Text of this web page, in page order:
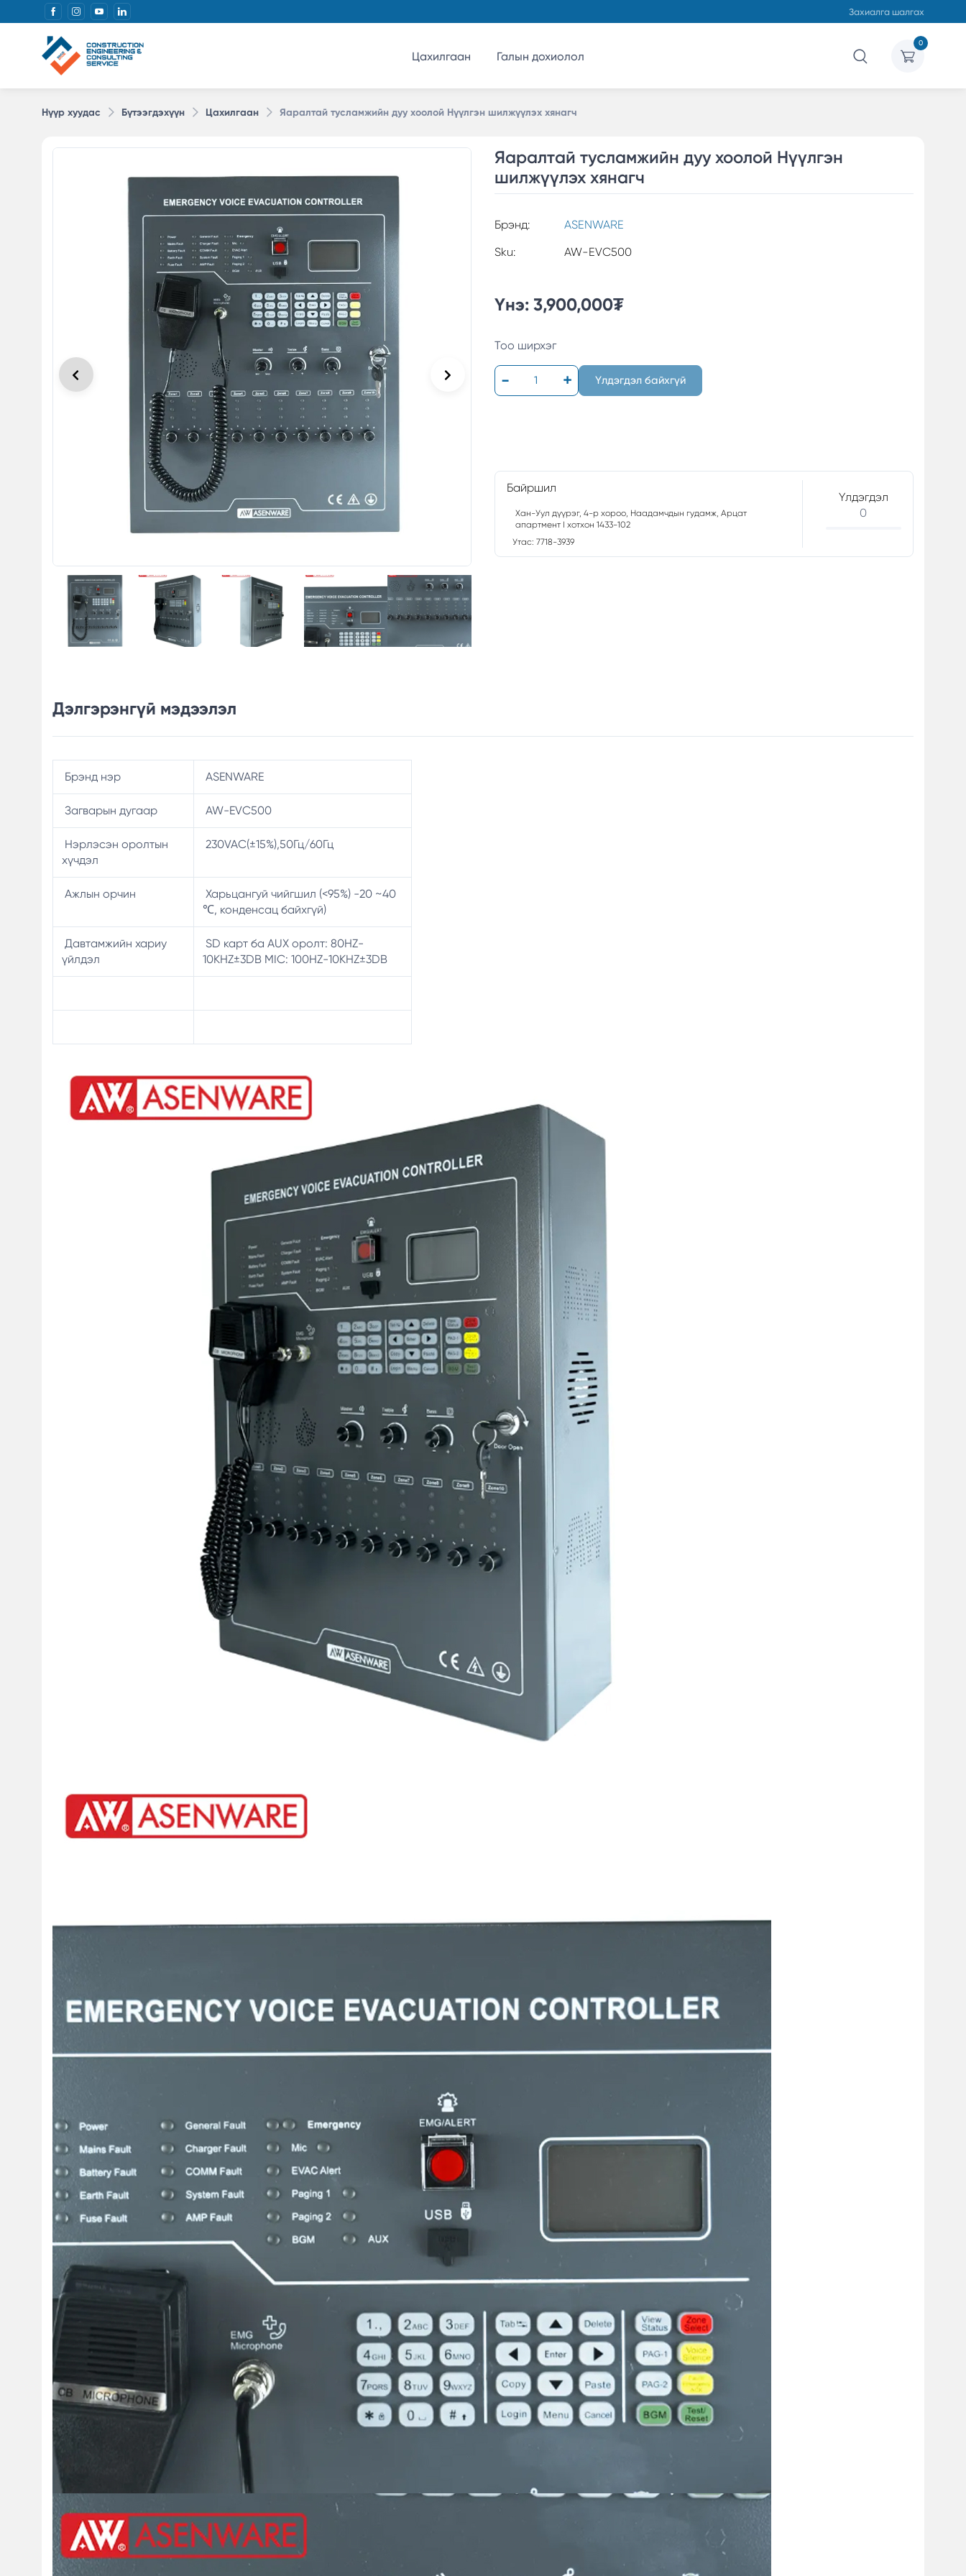
Захиалга шалгах
Цахилгаан Галын дохиолол
0
Нүүр хуудас Бүтээгдэхүүн Цахилгаан Яаралтай тусламжийн дуу хоолой Нүүлгэн шилжүүлэх хянагч
Яаралтай тусламжийн дуу хоолой Нүүлгэн
шилжүүлэх хянагч
Брэнд:
ASENWARE
Sku:
AW-EVC500
Үнэ: 3,900,000₮
Тоо ширхэг
Үлдэгдэл байхгүй
Байршил
Хан-Уул дүүрэг, 4-р хороо, Наадамчдын гудамж, Арцат
апартмент I хотхон 1433-102
Утас: 7718-3939
Үлдэгдэл
0
Дэлгэрэнгүй мэдээлэл
Брэнд нэр ASENWARE
Загварын дугаар AW-EVC500
Нэрлэсэн оролтын
хүчдэл
230VAC(±15%),50Гц/60Гц
Ажлын орчин
Харьцангуй чийгшил (<95%) -20 ~40
℃, конденсац байхгүй)
Давтамжийн хариу
үйлдэл
SD карт ба AUX оролт: 80HZ-
10KHZ±3DB MIC: 100HZ-10KHZ±3DB